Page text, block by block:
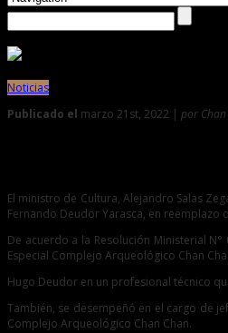
Noticias
Publicado el marzo 21st, 2022 | por Chan
El ministro de Cultura, Alejandro Salas
Fernando Deudor Yarasca, en reemplazo
De acuerdo a la Resolución Ministerial
Especial Complejo Arqueológico Chan
Hugo Deudor en un profesional técnico
También, se desempeñó en el cargo de
Complejo Arqueológico Chan Chan.